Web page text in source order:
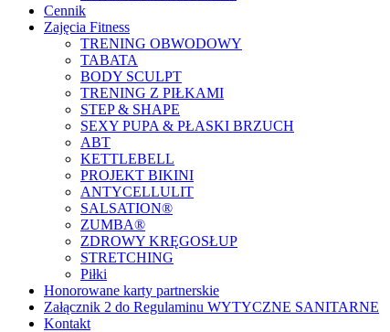
Cennik
Zajęcia Fitness
TRENING OBWODOWY
TABATA
BODY SCULPT
TRENING Z PIŁKAMI
STEP & SHAPE
SEXY PUPA & PŁASKI BRZUCH
ABT
KETTLEBELL
PROJEKT BIKINI
ANTYCELLULIT
SALSATION®
ZUMBA®
ZDROWY KRĘGOSŁUP
STRETCHING
Piłki
Honorowane karty partnerskie
Załącznik 2 do Regulaminu WYTYCZNE SANITARNE
Kontakt